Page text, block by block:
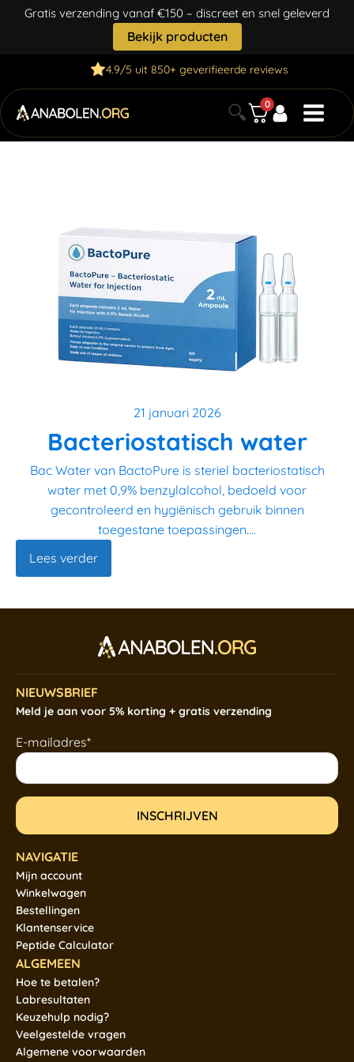
Gratis verzending vanaf €150 – discreet en snel geleverd
Bekijk producten
4.9/5 uit 850+ geverifieerde reviews
🔍 0
21 januari 2026
Bacteriostatisch water
Bac Water van BactoPure is steriel bacteriostatisch
water met 0,9% benzylalcohol, bedoeld voor
gecontroleerd en hygiënisch gebruik binnen
toegestane toepassingen....
Lees verder
NIEUWSBRIEF
Meld je aan voor 5% korting + gratis verzending
E-mailadres*
NAVIGATIE
Mijn account
Winkelwagen
Bestellingen
Klantenservice
Peptide Calculator
ALGEMEEN
Hoe te betalen?
Labresultaten
Keuzehulp nodig?
Veelgestelde vragen
Algemene voorwaarden